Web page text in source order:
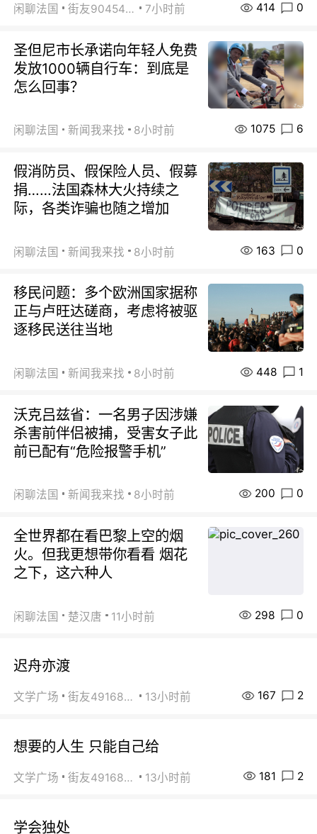
闲聊法国 街友90454511 7小时前 414 0
圣但尼市长承诺向年轻人免费
发放1000辆自行车：到底是
怎么回事？
闲聊法国 新闻我来找 8小时前 1075 6
假消防员、假保险人员、假募
捐……法国森林大火持续之
际，各类诈骗也随之增加
闲聊法国 新闻我来找 8小时前 163 0
移民问题：多个欧洲国家据称
正与卢旺达磋商，考虑将被驱
逐移民送往当地
闲聊法国 新闻我来找 8小时前 448 1
沃克吕兹省：一名男子因涉嫌
杀害前伴侣被捕，受害女子此
前已配有“危险报警手机”
闲聊法国 新闻我来找 8小时前 200 0
全世界都在看巴黎上空的烟
火。但我更想带你看看 烟花
之下，这六种人
闲聊法国 楚汉唐 11小时前 298 0
迟舟亦渡
文学广场 街友49168527 13小时前 167 2
想要的人生 只能自己给
文学广场 街友49168527 13小时前 181 2
学会独处